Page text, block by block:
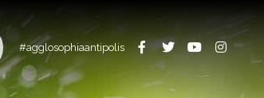
#agglosophiaantipolis